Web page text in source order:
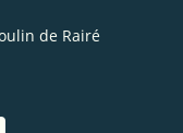
de Rairé